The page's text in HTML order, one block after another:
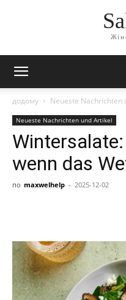
додому Neueste Nachrichten
Neueste Nachrichten und Artikel
wenn das
по maxwelhelp - 2025-12-02